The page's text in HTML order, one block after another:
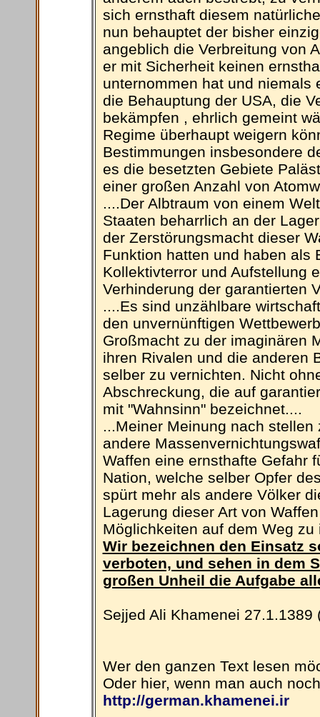
sich ernsthaft diesem
nun behauptet der bisher
angeblich die Verbreitung von
er mit Sicherheit keinen
unternommen hat und niemals
die Behauptung der USA, die
bekämpfen , ehrlich gemeint
Regime überhaupt weigern
Bestimmungen insbesondere
es die besetzten Gebiete
einer großen Anzahl von
....Der Albtraum von einem
Staaten beharrlich an der
der Zerstörungsmacht dieser
Funktion hatten und haben als
Kollektivterror und Aufstellung
Verhinderung der garantierten
....Es sind unzählbare
den unvernünftigen
Großmacht zu der imaginären
ihren Rivalen und die anderen
selber zu vernichten. Nicht
Abschreckung, die auf
mit "Wahnsinn" bezeichnet....
...Meiner Meinung nach
andere
Waffen eine ernsthafte Gefahr
Nation, welche selber Opfer
spürt mehr als andere Völker
Lagerung dieser Art von
Möglichkeiten auf dem Weg
Wir bezeichnen den Einsatz
verboten, und sehen in dem
großen Unheil die Aufgabe
Sejjed Ali Khamenei 27.1.1389
Wer den ganzen Text lesen
Oder hier, wenn man auch
http://german.khamenei.ir